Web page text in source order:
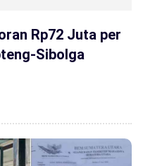
Rp72 Juta per
Sibolga